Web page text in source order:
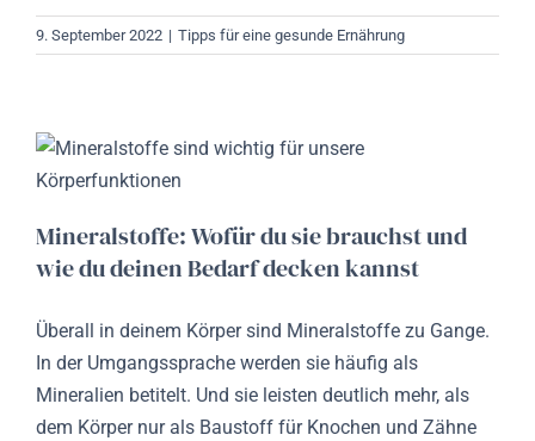
9. September 2022 | Tipps für eine gesunde Ernährung
Mineralstoffe: Wofür du sie brauchst und
wie du deinen Bedarf decken kannst
Überall in deinem Körper sind Mineralstoffe zu Gange.
In der Umgangssprache werden sie häufig als
Mineralien betitelt. Und sie leisten deutlich mehr, als
dem Körper nur als Baustoff für Knochen und Zähne